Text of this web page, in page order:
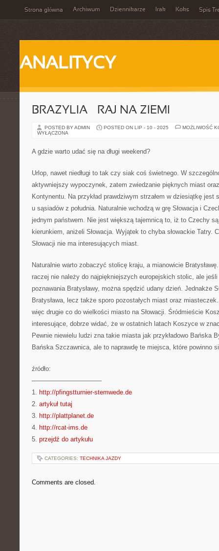
Strona główna Archiwum Dziennikarze Irak Koks Spis
ANALITYCY
BRAZYLIA – RAJ NA ZIEMI
POSTED BY ADMIN POSTED ON LIP - 10 - 2025
MOŻLIWOŚĆ
WYŁĄCZONA
A gdzie warto udać się na długi weekend?
Urlop, nawet niedługi to tak czy siak coś świetnego. W
aktywniejszy wypoczynek, zatem zwiedzanie pięknych miast
Kontynentu. Na przykład prawdziwym strzałem w dziesiątkę jest
u sąsiadów z południa. Naturalnie wchodzą w grę Słowacja i
jednym państwem. Nie jest większą tajemnicą to, iż to Czechy
kierunkiem, aniżeli Słowacja. Wyjątek to chyba słowackie Tatry.
Słowacji nie ma interesujących miast.
Naturalnie warto zobaczyć stolicę kraju, a mianowicie
raczej nie należy do najpiękniejszych europejskich stolic, ale
poznawania Bratysławy, można spędzić udany dzień. Jednakże
Bratysława, lecz także sporo pozostałych miast oraz
więc drugie co do wielkości miasto na Słowacji. Śródmieście
interesujące, dobrze widać, że w ostatnich latach Koszyce w
Pewnie niewielu ludzi zna takie miasta jak przykładowo Bańska
Bańska Szczawnica, ale to naprawdę te miejsca, które powinno
źródło:
———————————
1. http://pfingstturnier-stemwede.de
2. artykuł tutaj
3. http://plattplanet.de
4. http://rcat-ims.de
5. przejdź do artykułu
CATEGORIES: TECHNIKA JAZDY
Comments are closed.